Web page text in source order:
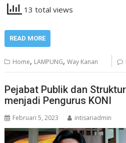
13 total views
READ MORE
Home, LAMPUNG,Way Kanan
Pejabat Publik dan
menjadi Pengurus KONI
Februari 5, 2023 intisariadmin